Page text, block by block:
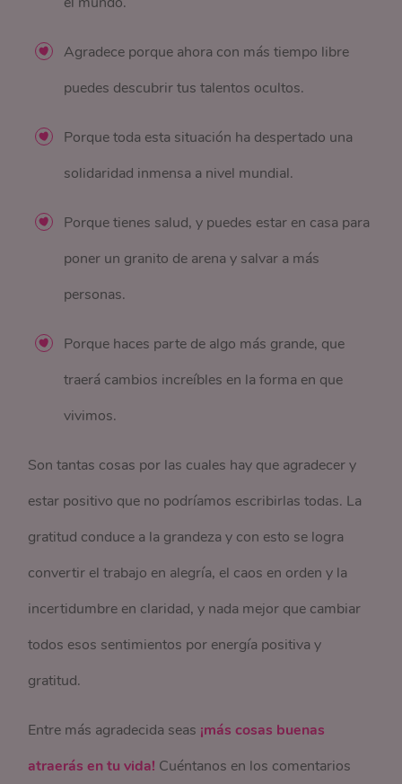
Agradece porque ahora con más tiempo libre
puedes descubrir tus talentos ocultos.
Porque toda esta situación ha despertado una
solidaridad inmensa a nivel mundial.
Porque tienes salud, y puedes estar en casa para
poner un granito de arena y salvar a más
personas.
Porque haces parte de algo más grande, que
traerá cambios increíbles en la forma en que
vivimos.
Son tantas cosas por las cuales hay que agradecer y
estar positivo que no podríamos escribirlas todas. La
gratitud conduce a la grandeza y con esto se logra
convertir el trabajo en alegría, el caos en orden y la
incertidumbre en claridad, y nada mejor que cambiar
todos esos sentimientos por energía positiva y
gratitud.
Entre más agradecida seas ¡más cosas buenas
atraerás en tu vida! Cuéntanos en los comentarios